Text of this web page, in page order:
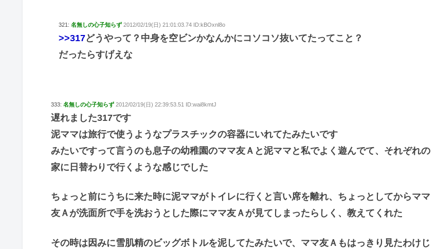
321: 名無しの心子知らず 2012/02/19(日) 21:01:03.74 ID:kBOxnl8o
>>317どうやって？中身を空ビンかなんかにコソコソ抜いてたってこと？
だったらすげえな
333: 名無しの心子知らず 2012/02/19(日) 22:39:53.51 ID:wai8kmtJ
遅れました317です
泥ママは旅行で使うようなプラスチックの容器にいれてたみたいです
みたいですって言うのも息子の幼稚園のママ友Ａと泥ママと私でよく遊んでて、それぞれの
家に日替わりで行くような感じでした
ちょっと前にうちに来た時に泥ママがトイレに行くと言い席を離れ、ちょっとしてからママ
友Ａが洗面所で手を洗おうとした際にママ友Ａが見てしまったらしく、教えてくれた
その時は因みに雪肌精のビッグボトルを泥してたみたいで、ママ友Ａもはっきり見たわけじ